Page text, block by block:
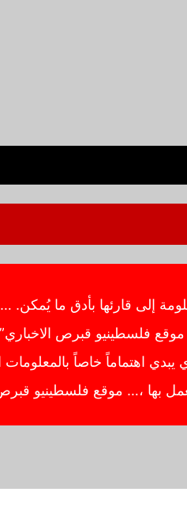
إلى قارئها بأدق ما
فلسطينيو قبرص
اهتماماً خاصاً
بها ،… موقع فلسطينيو